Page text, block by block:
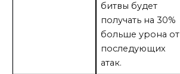
битвы будет
получать на 30%
больше урона от
последующих
атак.